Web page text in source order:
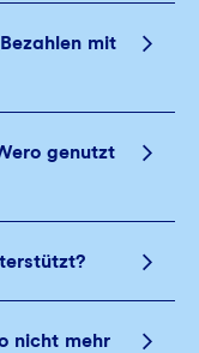
mit
genutzt
nicht mehr